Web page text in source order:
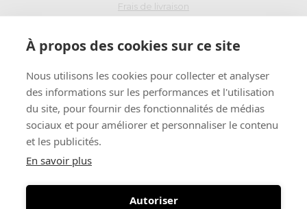
À propos des cookies sur ce site
Nous utilisons les cookies pour collecter et analyser
des informations sur les performances et l'utilisation
du site, pour fournir des fonctionnalités de médias
sociaux et pour améliorer et personnaliser le contenu
et les publicités.
En savoir plus
Autoriser
Frais de livraison
PAIEMENT SÉCURISÉ
Recevez l'essentiel de l'information dans votre boite mail: